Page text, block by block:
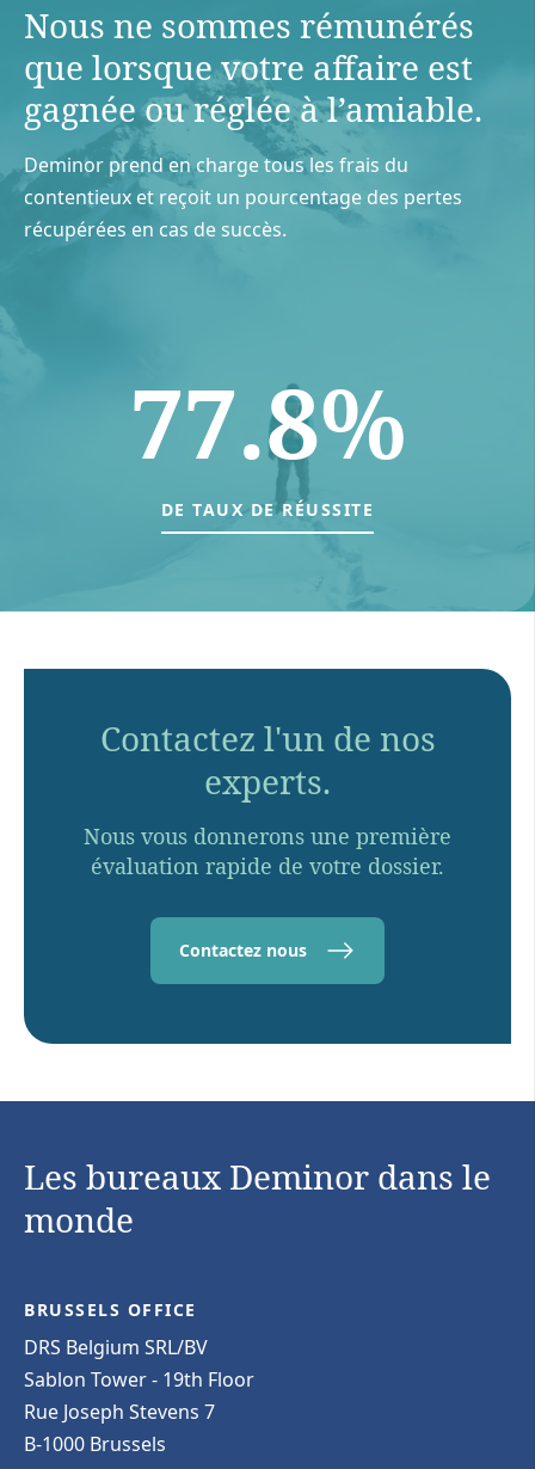
Nous ne sommes rémunérés
que lorsque votre aﬀaire est
gagnée ou réglée à l’amiable.
Deminor prend en charge tous les frais du
contentieux et reçoit un pourcentage des pertes
récupérées en cas de succès.
77.8%
DE TAUX DE RÉUSSITE
Contactez l'un de nos
experts.
Nous vous donnerons une première
évaluation rapide de votre dossier.
Contactez nous
Les bureaux Deminor dans le
monde
BRUSSELS OFFICE
DRS Belgium SRL/BV
Sablon Tower - 19th Floor
Rue Joseph Stevens 7
B-1000 Brussels